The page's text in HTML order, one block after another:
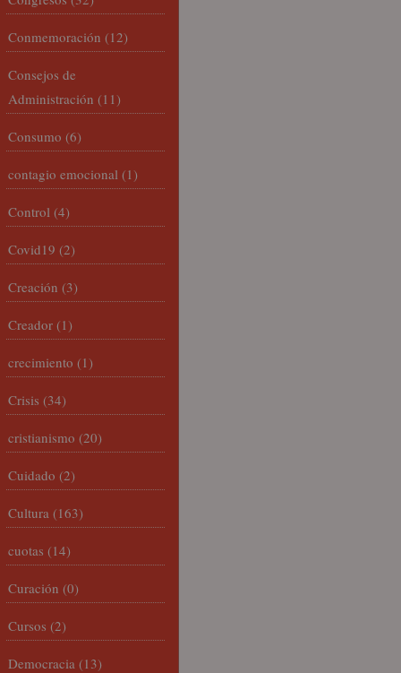
Conmemoración (12)
Consejos de
Administración (11)
Consumo (6)
contagio emocional (1)
Control (4)
Covid19 (2)
Creación (3)
Creador (1)
crecimiento (1)
Crisis (34)
cristianismo (20)
Cuidado (2)
Cultura (163)
cuotas (14)
Curación (0)
Cursos (2)
Democracia (13)